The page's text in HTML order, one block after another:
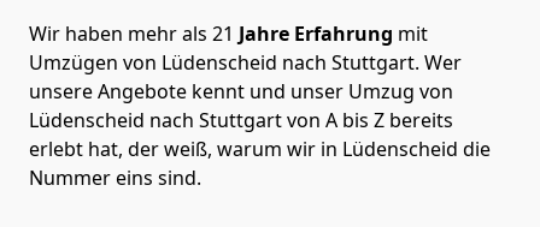
Wir haben mehr als 21 Jahre Erfahrung mit
Umzügen von Lüdenscheid nach Stuttgart. Wer
unsere Angebote kennt und unser Umzug von
Lüdenscheid nach Stuttgart von A bis Z bereits
erlebt hat, der weiß, warum wir in Lüdenscheid die
Nummer eins sind.